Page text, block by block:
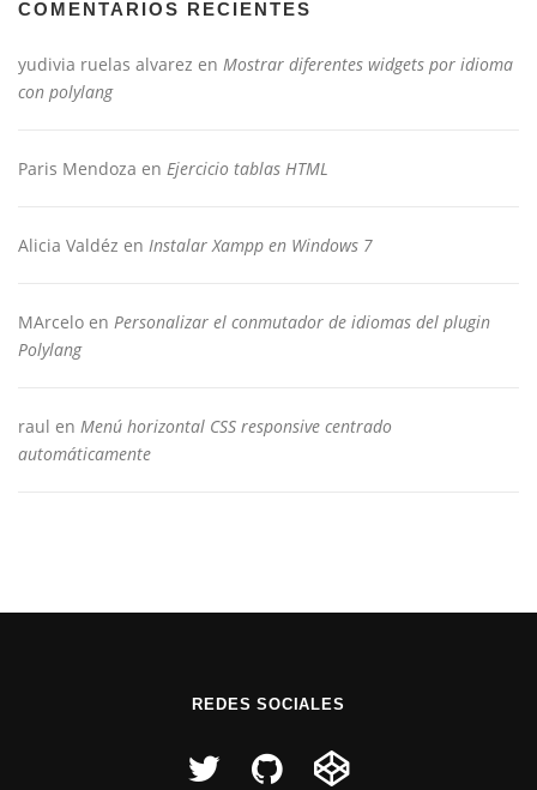
COMENTARIOS RECIENTES
yudivia ruelas alvarez en Mostrar diferentes widgets por idioma
con polylang
Paris Mendoza en Ejercicio tablas HTML
Alicia Valdéz en Instalar Xampp en Windows 7
MArcelo en Personalizar el conmutador de idiomas del plugin
Polylang
raul en Menú horizontal CSS responsive centrado
automáticamente
REDES SOCIALES